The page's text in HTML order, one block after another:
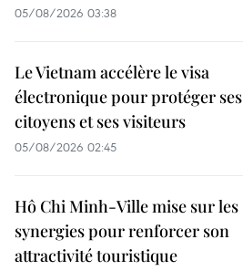
05/08/2026 03:38
Le Vietnam accélère le visa
électronique pour protéger ses
citoyens et ses visiteurs
05/08/2026 02:45
Hô Chi Minh-Ville mise sur les
synergies pour renforcer son
attractivité touristique